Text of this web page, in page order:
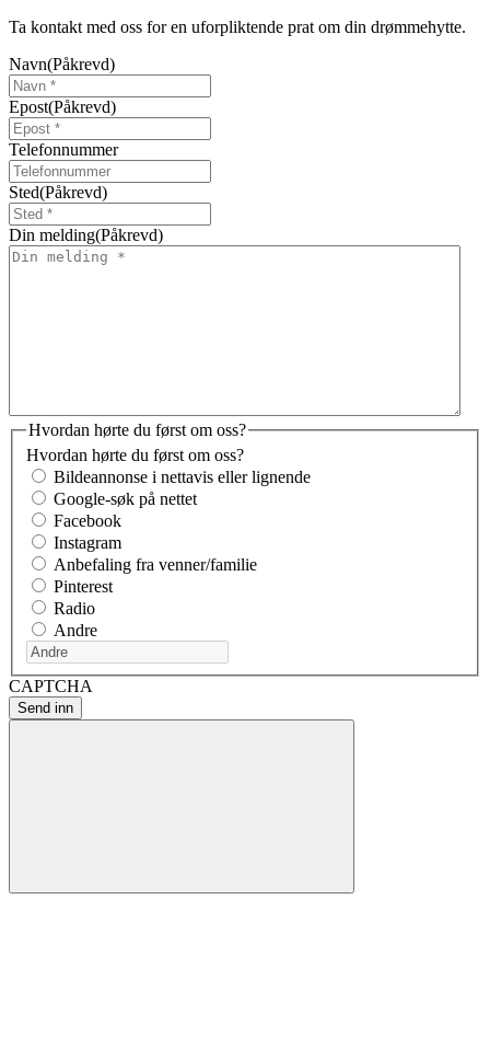
Ta kontakt med oss for en uforpliktende prat om din drømmehytte.
Navn(Påkrevd)
Epost(Påkrevd)
Telefonnummer
Sted(Påkrevd)
Din melding(Påkrevd)
Hvordan hørte du først om oss?
Hvordan hørte du først om oss?
Bildeannonse i nettavis eller lignende
Google-søk på nettet
Facebook
Instagram
Anbefaling fra venner/familie
Pinterest
Radio
Andre
CAPTCHA